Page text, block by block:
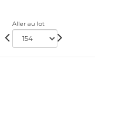
Aller au lot